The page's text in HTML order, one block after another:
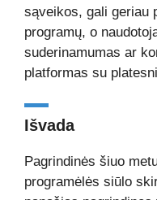
sąveikos, gali geriau
programų, o
suderinamumas ar
platformas su
Išvada
Pagrindinės šiuo
programėlės siūlo